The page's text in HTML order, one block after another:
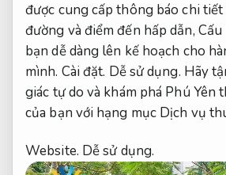
được cung cấp thông báo chi tiết
đường và điểm đến hấp dẫn,
bạn dễ dàng lên kế hoạch cho
mình. Cài đặt. Dễ sử dụng. Hãy
giác tự do và khám phá Phú Yên
của bạn với hạng mục Dịch vụ
Website. Dễ sử dụng.